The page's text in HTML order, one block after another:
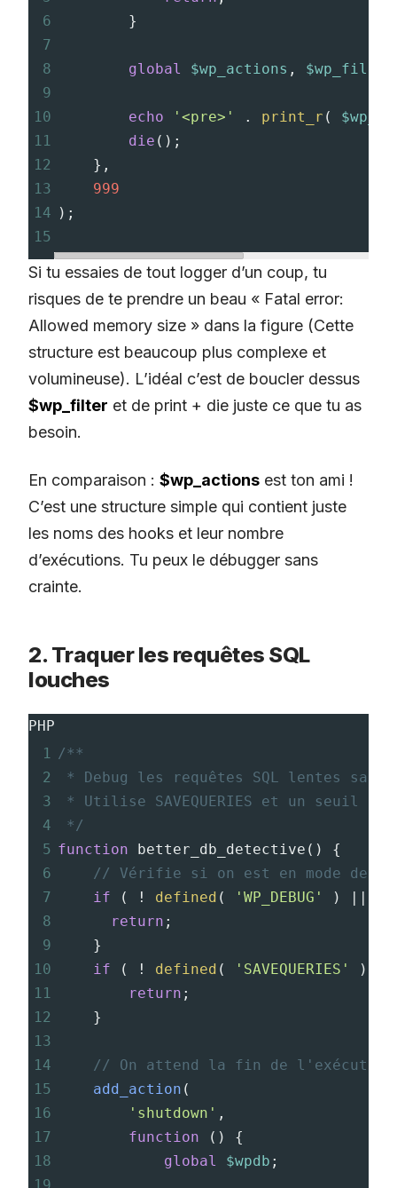
6
        }
7
8
global $wp_actions , $wp_filter
9
10
echo '<pre>' . print_r (
11
die ();
12
},
13
999
14 );
15
Si tu essaies de tout logger d’un coup, tu
risques de te prendre un beau « Fatal error:
Allowed memory size » dans la figure (Cette
structure est beaucoup plus complexe et
volumineuse). L’idéal c’est de boucler dessus
$wp_filter et de print + die juste ce que tu as
besoin.
En comparaison : $wp_actions est ton ami !
C’est une structure simple qui contient juste
les noms des hooks et leur nombre
d’exécutions. Tu peux le débugger sans
crainte.
2. Traquer les requêtes SQL
louches
PHP
1 /**
2
* Debug les requêtes SQL lentes sans
3
* Utilise SAVEQUERIES et un seuil de
4
*/
5 function better_db_detective () {
6
// Vérifie si on est en mode debug
7
if ( ! defined ( 'WP_DEBUG' ) ||
8
return ;
9
    }
10
if ( ! defined ( 'SAVEQUERIES' )
11
return ;
12
}
13
14
// On attend la fin de l'exécution
15
add_action (
16
'shutdown' ,
17
function () {
18
global $wpdb ;